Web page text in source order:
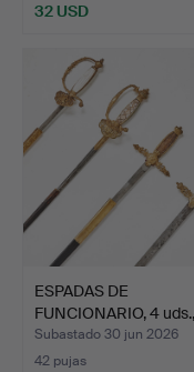
32 USD
ESPADAS DE
FUNCIONARIO, 4 uds.,
principios…
Subastado 30 jun 2026
42 pujas